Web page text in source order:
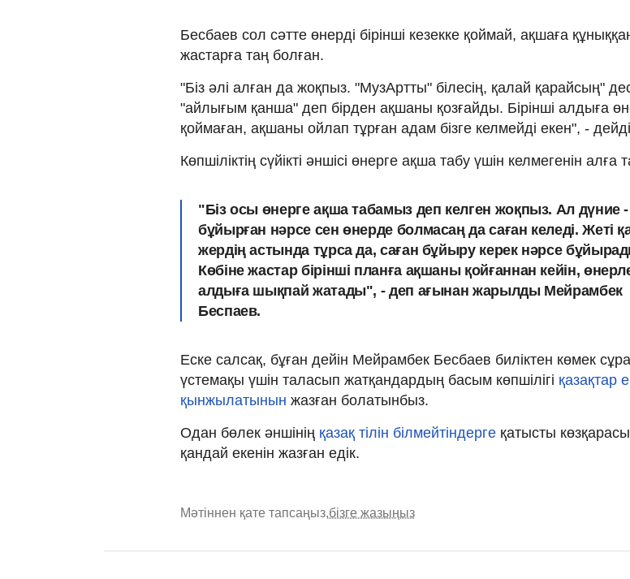
Бесбаев сол сәтте өнерді бірінші кезекке қоймай, ақшаға
жастарға таң болған.
"Біз әлі алған да жоқпыз. "МузАртты" білесің, қалай қарайсың"
"айлығым қанша" деп бірден ақшаны қозғайды. Бірінші алдыға
қоймаған, ақшаны ойлап тұрған адам бізге келмейді екен", -
Көпшіліктің сүйікті әншісі өнерге ақша табу үшін келмегенін алға
"Біз осы өнерге ақша табамыз деп келген жоқпыз. Ал дүние -
бұйырған нәрсе сен өнерде болмасаң да саған келеді. Жеті
жердің астында тұрса да, саған бұйыру керек нәрсе
Көбіне жастар бірінші планға ақшаны қойғаннан кейін,
алдыға шықпай жатады", - деп ағынан жарылды Мейрамбек
Беспаев.
Еске салсақ, бұған дейін Мейрамбек Бесбаев биліктен көмек
үстемақы үшін таласып жатқандардың басым көпшілігі қазақтар
қынжылатынын жазған болатынбыз.
Одан бөлек әншінің қазақ тілін білмейтіндерге қатысты көзқарасы
қандай екенін жазған едік.
Мәтіннен қате тапсаңыз,бізге жазыңыз